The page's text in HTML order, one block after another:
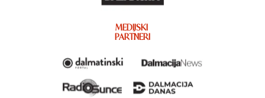
MEDIJSKI
PARTNERI